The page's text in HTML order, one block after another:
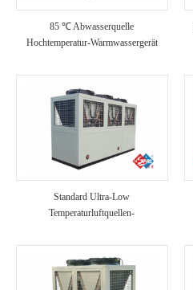
85 ℃ Abwasserquelle
Hochtemperatur-Warmwassergerät
Standard Ultra-Low
Temperaturluftquellen-